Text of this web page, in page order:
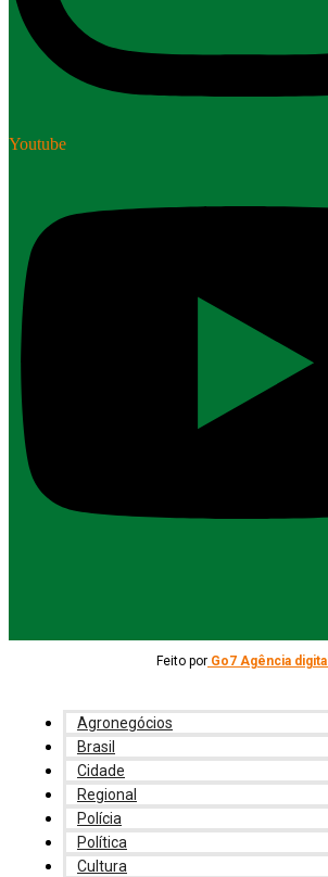
Youtube
Feito por Go7 Agência digital
Agronegócios
Brasil
Cidade
Regional
Polícia
Política
Cultura